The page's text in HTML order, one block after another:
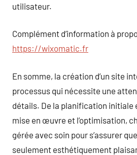
utilisateur.
Complément d’information à
https://wixomatic.fr
En somme, la création d’un site
processus qui nécessite une
détails. De la planification initiale
mise en œuvre et l’optimisation,
gérée avec soin pour s’assurer
seulement esthétiquement